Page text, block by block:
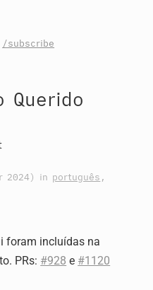
/subscribe
Querido
2024) in português ,
foram incluídas na
PRs: #928 e #1120